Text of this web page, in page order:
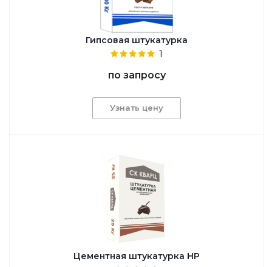
Гипсовая штукатурка
1
по запросу
Узнать цену
Цементная штукатурка НР